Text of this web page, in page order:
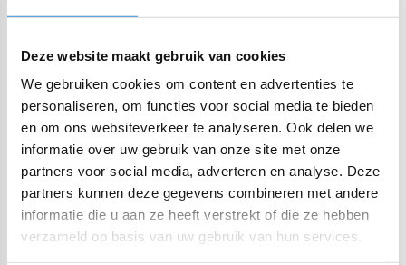
Deze website maakt gebruik van cookies
We gebruiken cookies om content en advertenties te
personaliseren, om functies voor social media te bieden
en om ons websiteverkeer te analyseren. Ook delen we
informatie over uw gebruik van onze site met onze
partners voor social media, adverteren en analyse. Deze
partners kunnen deze gegevens combineren met andere
informatie die u aan ze heeft verstrekt of die ze hebben
verzameld op basis van uw gebruik van hun services.
Productomschrijving
De Yumbox isolerende hoes is ideaal om je lunch koel en vers
te houden. Je neemt hem mee in je favoriete werk- of rugtas,
je hebt geen koeltas meer nodig. De sleeve biedt genoeg
ruimte voor een lunchbox plus koelelement.
Twee steekzakjes aan de buitenkant voor kleine dingen zoals servetjes of bestek.